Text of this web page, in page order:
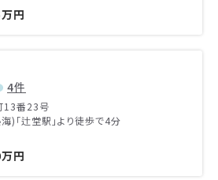
円
4件
13番23号
)「辻堂駅」より徒歩で4分
円